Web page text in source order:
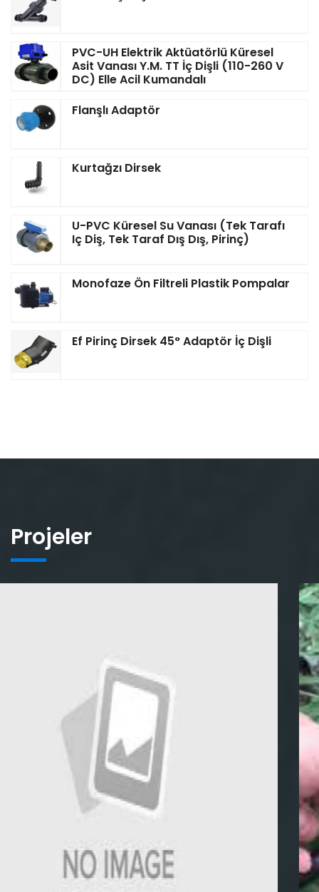
PVC-UH Elektrik Aktüatörlü Küresel
Asit Vanası Y.M. TT İç Dişli (110-260 V
DC) Elle Acil Kumandalı
Flanşlı Adaptör
Kurtağzı Dirsek
U-PVC Küresel Su Vanası (Tek Tarafı
Iç Diş, Tek Taraf Dış Dış, Pirinç)
Monofaze Ön Filtreli Plastik Pompalar
Ef Pirinç Dirsek 45° Adaptör İç Dişli
Projeler